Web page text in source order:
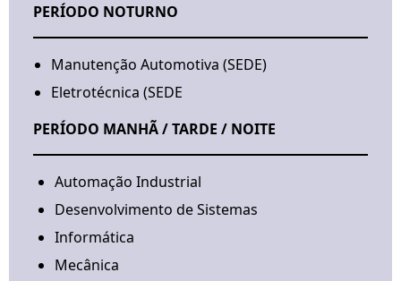
PERÍODO NOTURNO
Manutenção Automotiva (SEDE)
Eletrotécnica (SEDE
PERÍODO MANHÃ / TARDE / NOITE
Automação Industrial
Desenvolvimento de Sistemas
Informática
Mecânica